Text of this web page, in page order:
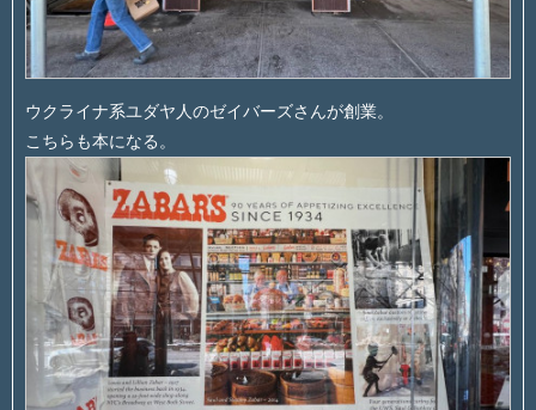
ウクライナ系ユダヤ人のゼイバーズさんが創業。
こちらも本になる。